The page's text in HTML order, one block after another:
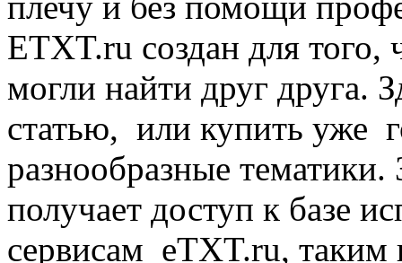
ЕTXT.ru создан для того,
могли найти друг друга.
статью, или купить уже
разнообразные тематики.
получает доступ к базе
сервисам eTXT.ru, таким